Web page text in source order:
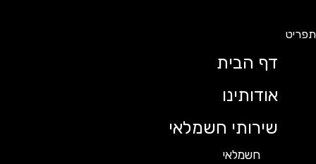
דף הבית
אודותינו
שירותי חשמלאי
חשמלאי